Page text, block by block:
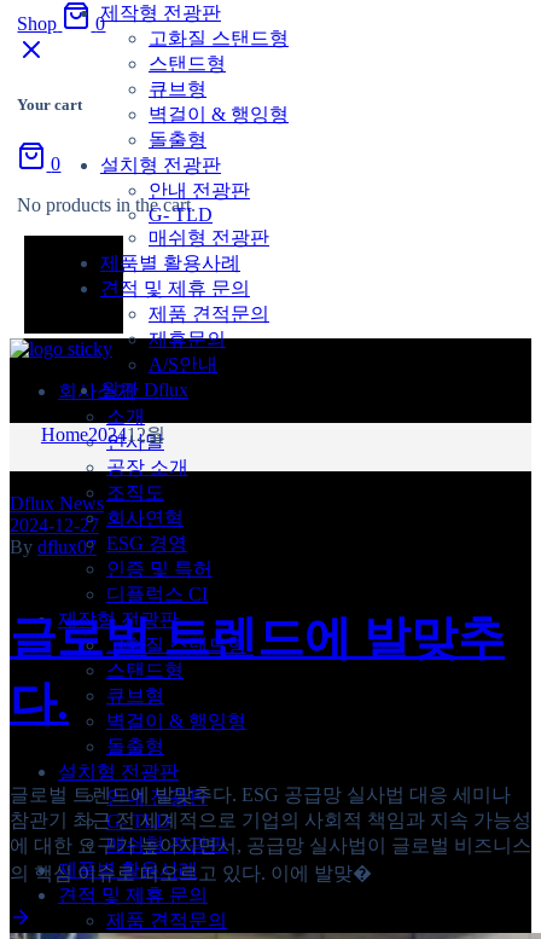
Shop 0
Your cart
0
No products in the cart.
회사소개
소개
인사말
공장 소개
조직도
회사연혁
ESG 경영
인증 및 특허
디플럭스 CI
제작형 전광판
고화질 스탠드형
스탠드형
큐브형
벽걸이 & 행잉형
돌출형
설치형 전광판
안내 전광판
G- TLD
매쉬형 전광판
제품별 활용사례
견적 및 제휴 문의
제품 견적문의
제작형 전광판
고화질 스탠드형
스탠드형
큐브형
벽걸이 & 행잉형
돌출형
설치형 전광판
안내 전광판
G- TLD
매쉬형 전광판
제품별 활용사례
견적 및 제휴 문의
제품 견적문의
제휴문의
A/S안내
월간 Dflux
Home202412월
Dflux News
2024-12-27
By dflux07
글로벌 트렌드에 발맞추
다.
글로벌 트렌드에 발맞추다. ESG 공급망 실사법 대응 세미나
참관기 최근 전 세계적으로 기업의 사회적 책임과 지속 가능성
에 대한 요구가 높아지면서, 공급망 실사법이 글로벌 비즈니스
의 핵심 이슈로 떠오르고 있다. 이에 발맞�